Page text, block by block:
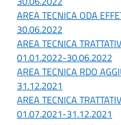
AREA TECNICA ODA
30.06.2022
AREA TECNICA
01.01.2022-30.06.2022
AREA TECNICA RDO
31.12.2021
AREA TECNICA
01.07.2021-31.12.2021